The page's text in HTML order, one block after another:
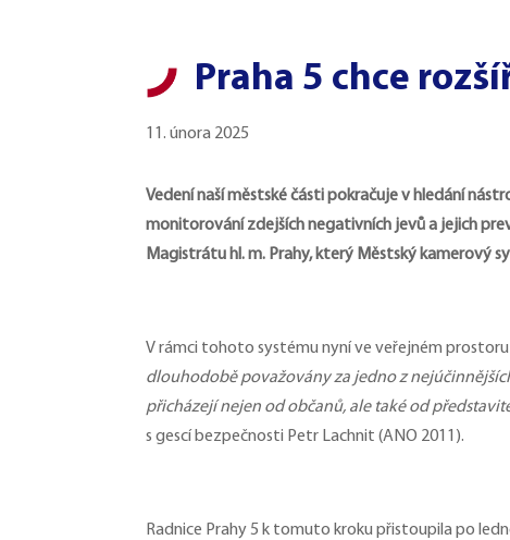
Praha 5 chce
11. února 2025
Vedení naší městské části pokračuje v hledání
monitorování zdejších negativních jevů a jejich
Magistrátu hl. m. Prahy, který Městský kamerový
V rámci tohoto systému nyní ve veřejném
dlouhodobě považovány za jedno z
přicházejí nejen od občanů, ale také od
s gescí bezpečnosti Petr Lachnit (ANO 2011).
Radnice Prahy 5 k tomuto kroku přistoupila po